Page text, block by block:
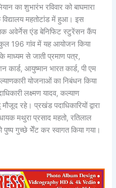
का शुभारंभ रविवार को बाघमारा
महतोटांड में हुआ। इस
अवेर्नेस एंड बेनिफिट स्टुरेंसन कैंप
196 गांव में यह आयोजन किया
माध्यम से जाती प्रमाण पत्र,
कार्ड, आयुष्मान भारत कार्ड, पी एम
योजनाओं का निबंधन किया
लक्ष्मण यादव, कल्याण
रहे। प्रखंड पदाधिकारियों द्वारा
मथुरा प्रसाद महतो, रतिलाल
पुष्प गुच्छे भेँट कर स्वागत किया गया।